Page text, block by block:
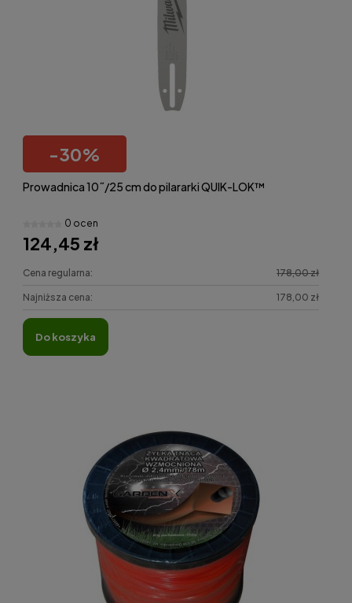
-30%
Prowadnica 10˝/25 cm do pilararki QUIK-LOK™
0 ocen
124,45 zł
Cena regularna: 178,00 zł
Najniższa cena: 178,00 zł
do koszyka